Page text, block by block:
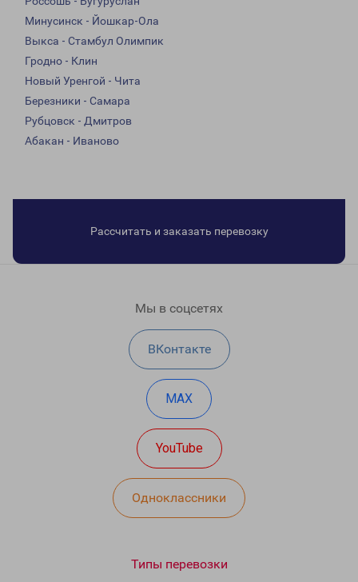
Минусинск - Йошкар-Ола
Выкса - Стамбул Олимпик
Гродно - Клин
Новый Уренгой - Чита
Березники - Самара
Рубцовск - Дмитров
Абакан - Иваново
Рассчитать и заказать перевозку
Мы в соцсетях
ВКонтакте
MAX
YouTube
Одноклассники
Типы перевозки